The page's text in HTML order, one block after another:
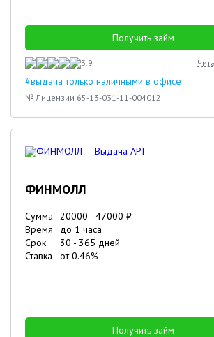
Получить займ
3.9
#выдача только наличными в офисе
№ Лицензии 65-13-031-11-004012
ФИНМОЛЛ
Сумма 20000 - 47000 ₽
Время
до 1 часа
Срок
30 - 365 дней
Ставка
от0.46%
Получить займ